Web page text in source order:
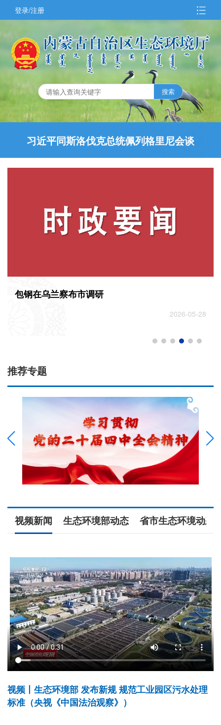
登录/注册
习近平同斯洛伐克总统佩列格里尼会谈
包钢在乌兰察布市调研
2026-05-28
推荐专题
视频新闻 生态环境部动态 省市生态环境动态
视频丨生态环境部 发布新规 规范工业园区污水处理
标准（央视《中国法治观察》）